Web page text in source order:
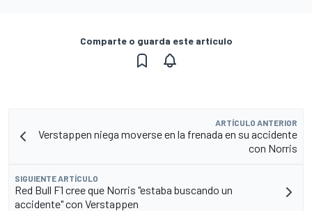
Comparte o guarda este artículo
ARTÍCULO ANTERIOR
Verstappen niega moverse en la frenada en su accidente
con Norris
SIGUIENTE ARTÍCULO
Red Bull F1 cree que Norris "estaba buscando un
accidente" con Verstappen